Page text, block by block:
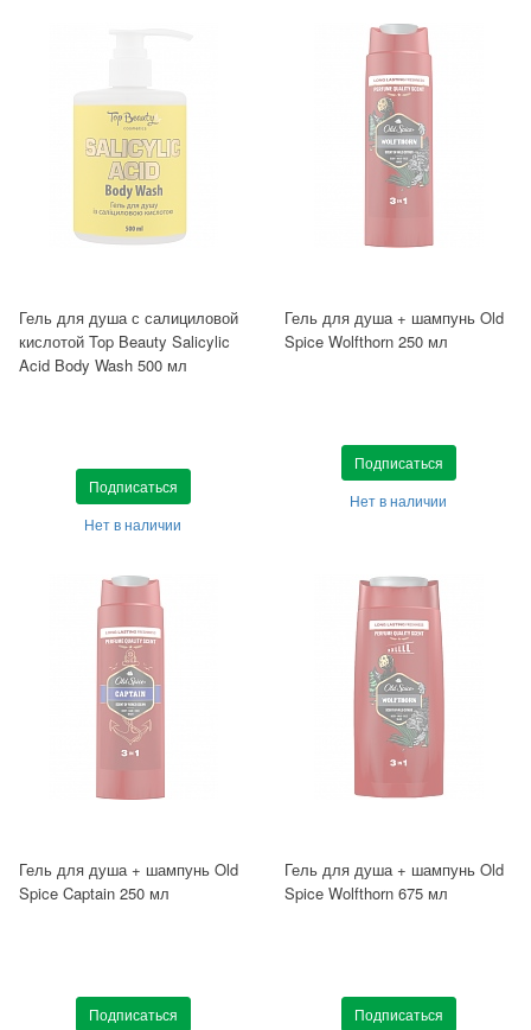
Гель для душа с салициловой
кислотой Top Beauty Salicylic
Acid Body Wash 500 мл
Подписаться
Нет в наличии
Гель для душа + шампунь Old
Spice Wolfthorn 250 мл
Подписаться
Нет в наличии
Гель для душа + шампунь Old
Spice Captain 250 мл
Подписаться
Гель для душа + шампунь Old
Spice Wolfthorn 675 мл
Подписаться